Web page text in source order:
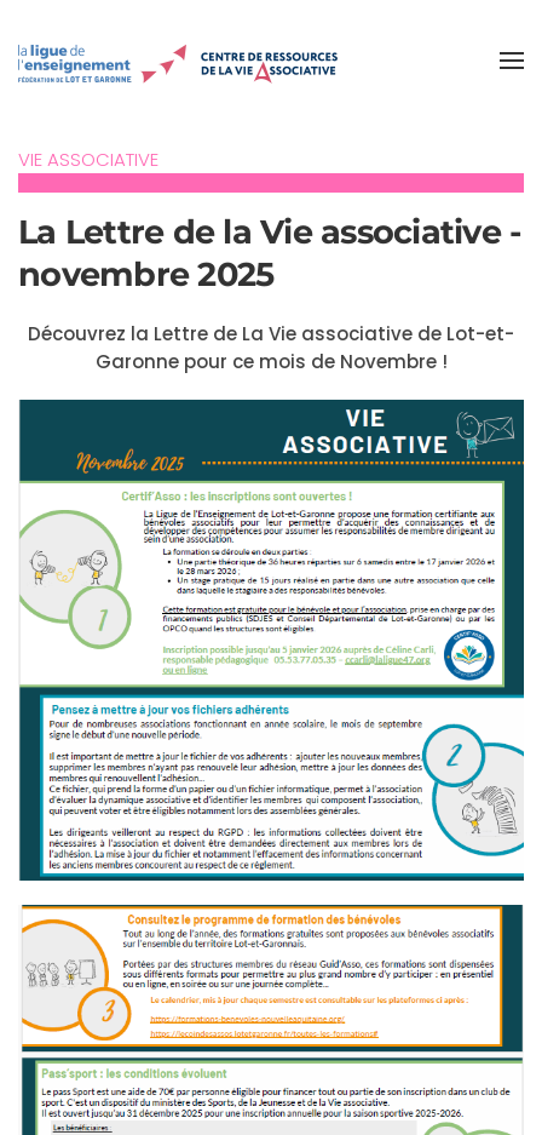
Accéder au contenu principal
VIE ASSOCIATIVE
La Lettre de la Vie associative -
novembre 2025
Découvrez la Lettre de La Vie associative de Lot-et-
Garonne pour ce mois de Novembre !